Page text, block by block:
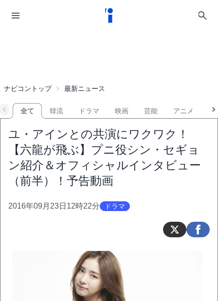
ナビコントップ 最新ニュース
全て 韓流 ドラマ 映画 芸能 アニメ
ユ・アインとの共演にワクワク！
【六龍が飛ぶ】プニ役シン・セギョ
ン紹介＆オフィシャルインタビュー
（前半）！予告動画
2016年09月23日12時22分 ドラマ